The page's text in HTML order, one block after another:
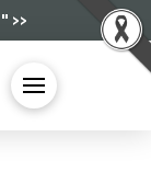
|" >>